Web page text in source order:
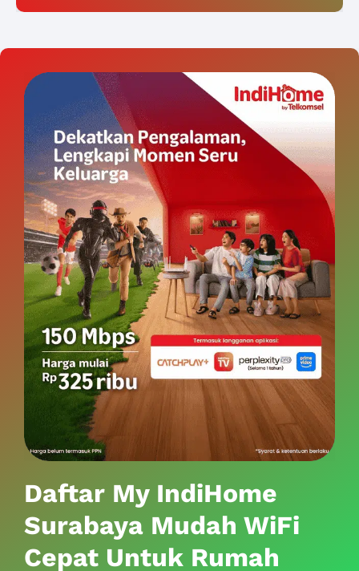
Daftar My IndiHome
Surabaya Mudah WiFi
Cepat Untuk Rumah